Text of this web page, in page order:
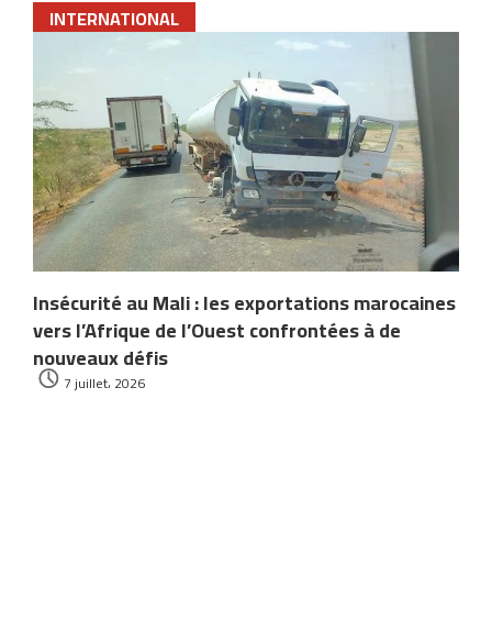
INTERNATIONAL
Insécurité au Mali : les exportations marocaines
vers l’Afrique de l’Ouest confrontées à de
nouveaux défis
7 juillet، 2026